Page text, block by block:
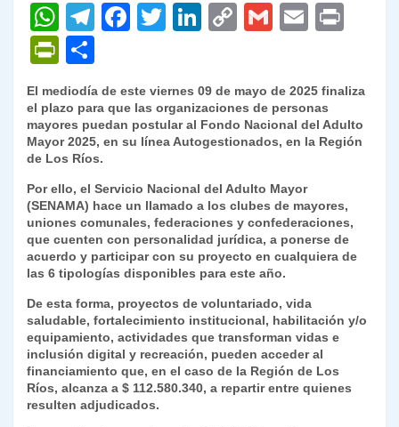
W
h
at
s
A
p
p
T
gr
a
m
F
e
b
o
k
T
er
Li
e
dI
n
C
y
Li
k
G
l
E
l
P
ri
nt
Fr
ie
n
dl
y
o
m
p
ar
tir
El mediodía de este viernes 09 de mayo de 2025 finaliza
el plazo para que las organizaciones de personas
mayores puedan postular al Fondo Nacional del Adulto
Mayor 2025, en su línea Autogestionados, en la Región
de Los Ríos.
Por ello, el Servicio Nacional del Adulto Mayor
(SENAMA) hace un llamado a los clubes de mayores,
uniones comunales, federaciones y confederaciones,
que cuenten con personalidad jurídica, a ponerse de
acuerdo y participar con su proyecto en cualquiera de
las 6 tipologías disponibles para este año.
De esta forma, proyectos de voluntariado, vida
saludable, fortalecimiento institucional, habilitación y/o
equipamiento, actividades que transforman vidas e
inclusión digital y recreación, pueden acceder al
financiamiento que, en el caso de la Región de Los
Ríos, alcanza a $ 112.580.340, a repartir entre quienes
resulten adjudicados.